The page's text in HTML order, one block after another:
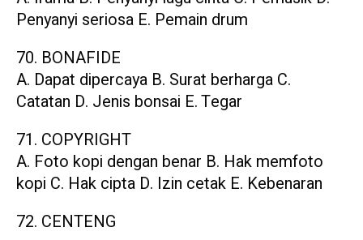
Penyanyi seriosa E. Pemain drum
70. BONAFIDE
A. Dapat dipercaya B. Surat berharga C.
Catatan D. Jenis bonsai E. Tegar
71. COPYRIGHT
A. Foto kopi dengan benar B. Hak memfoto
kopi C. Hak cipta D. Izin cetak E. Kebenaran
72. CENTENG